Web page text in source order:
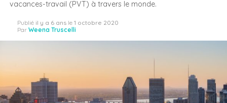
vacances-travail (PVT) à travers le monde.
Publié il y a 6 ans le 1 octobre 2020
Par Weena Truscelli